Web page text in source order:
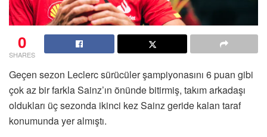
0
SHARES
Geçen sezon Leclerc sürücüler şampiyonasını 6 puan gibi
çok az bir farkla Sainz’ın önünde bitirmiş, takım arkadaşı
oldukları üç sezonda ikinci kez Sainz geride kalan taraf
konumunda yer almıştı.